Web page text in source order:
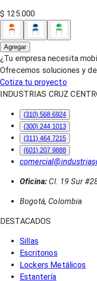
$ 125.000
Agregar
¿Tu empresa necesita
Ofrecemos soluciones y
Cotiza tu proyecto
INDUSTRIAS CRUZ
(310) 568 6924
(300) 244 1013
(311) 464 7215
(601) 207 9888
Oficina: Cl. 19 Sur
Bogotá, Colombia
DESTACADOS
Sillas
Escritorios
Lockers Metálicos
Estantería